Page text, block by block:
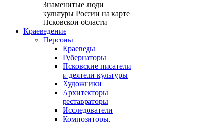
Знаменитые люди
культуры России на карте
Псковской области
Краеведение
Персоны
Краеведы
Губернаторы
Псковские писатели
и деятели культуры
Художники
Архитекторы,
реставраторы
Исследователи
Композиторы,